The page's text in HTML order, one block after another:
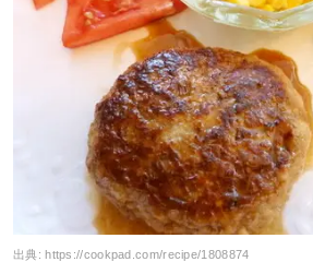
出典: https://cookpad.com/recipe/1808874